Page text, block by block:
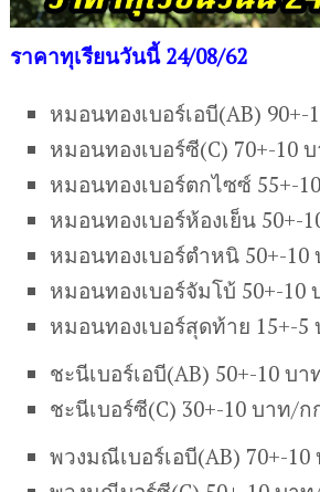
ราคาทุเรียนวันนี้ 24/08/62
หมอนทองเบอร์เอบี(AB) 90+-
หมอนทองเบอร์ซี(C) 70+-10
หมอนทองเบอร์ตกไซซ์ 55+-
หมอนทองเบอร์ห้องเย็น 50+-
หมอนทองเบอร์ตำหนิ 50+-10
หมอนทองเบอร์จัมโบ้ 50+-10
หมอนทองเบอร์สุดท้าย 15+-5
ชะนีเบอร์เอบี(AB) 50+-10 บ
ชะนีเบอร์ซี(C) 30+-10 บาท/ก
พวงมณีเบอร์เอบี(AB) 70+-